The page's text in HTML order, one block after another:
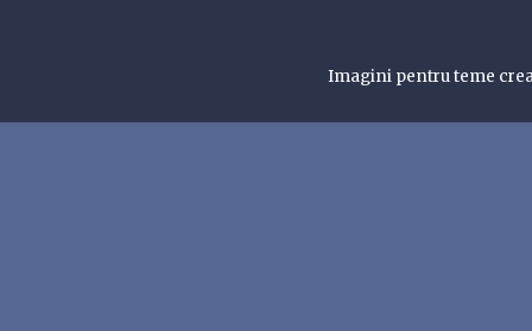
Imagini pentru teme